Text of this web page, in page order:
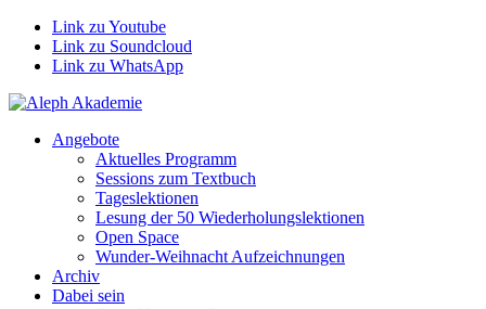
Link zu Youtube
Link zu Soundcloud
Link zu WhatsApp
Angebote
Aktuelles Programm
Sessions zum Textbuch
Tageslektionen
Lesung der 50 Wiederholungslektionen
Open Space
Wunder-Weihnacht Aufzeichnungen
Archiv
Dabei sein